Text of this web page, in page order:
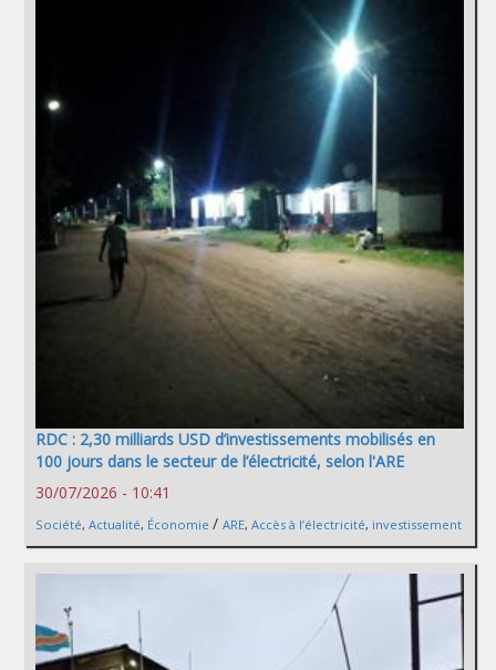
RDC : 2,30 milliards USD d’investissements mobilisés en
100 jours dans le secteur de l’électricité, selon l'ARE
30/07/2026 - 10:41
Société, Actualité, Économie / ARE, Accès à l’électricité, investissement